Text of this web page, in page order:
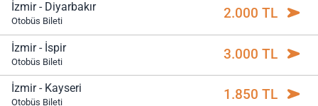
İzmir - Diyarbakır
Otobüs Bileti 2.000 TL
İzmir - İspir
Otobüs Bileti 3.000 TL
İzmir - Kayseri
Otobüs Bileti 1.850 TL